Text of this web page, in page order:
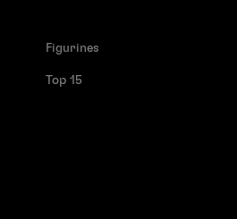
Figurines
Top 15